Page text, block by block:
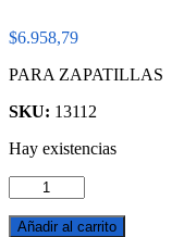
$6.958,79
PARA ZAPATILLAS
SKU: 13112
Hay existencias
ADHESIVO
ECCOLE
cantidad
Añadir al carrito